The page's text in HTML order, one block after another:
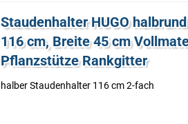
Stau­den­hal­ter HUGO
116 cm, Brei­te 45 cm
Pflanz­stüt­ze Rank­git­ter
hal­ber Stau­den­hal­ter 116 cm 2-​fach